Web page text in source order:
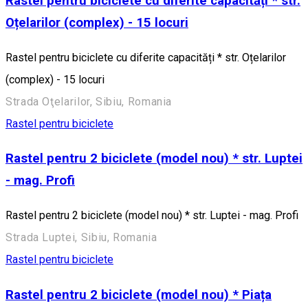
Oțelarilor (complex) - 15 locuri
Rastel pentru biciclete cu diferite capacități * str. Oțelarilor
(complex) - 15 locuri
Strada Oţelarilor, Sibiu, Romania
Rastel pentru biciclete
Rastel pentru 2 biciclete (model nou) * str. Luptei
- mag. Profi
Rastel pentru 2 biciclete (model nou) * str. Luptei - mag. Profi
Strada Luptei, Sibiu, Romania
Rastel pentru biciclete
Rastel pentru 2 biciclete (model nou) * Piața